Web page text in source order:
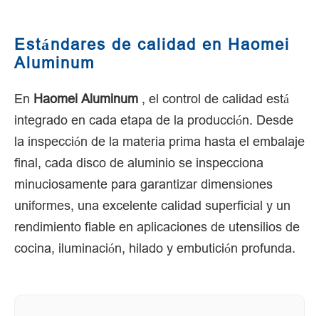
Estándares de calidad en Haomei
Aluminum
En Haomei Aluminum , el control de calidad está
integrado en cada etapa de la producción. Desde
la inspección de la materia prima hasta el embalaje
final, cada disco de aluminio se inspecciona
minuciosamente para garantizar dimensiones
uniformes, una excelente calidad superficial y un
rendimiento fiable en aplicaciones de utensilios de
cocina, iluminación, hilado y embutición profunda.